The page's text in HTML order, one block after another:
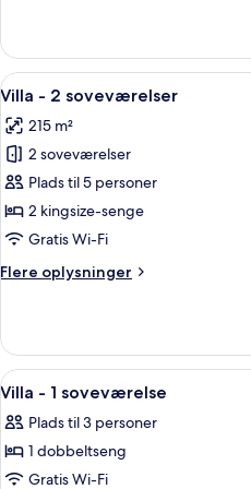
suite
1
seng
Indlæs
alle
billeder
af
Villa
-
2
8
Villa - 2 soveværelser
215 m²
2 soveværelser
Plads til 5 personer
2 kingsize-senge
Gratis Wi-Fi
Flere oplysninger
Flere
-
soveværelser
Indlæs
alle
billeder
af
Villa
7
Villa - 1 soveværelse
Plads til 3 personer
1 dobbeltseng
Gratis Wi-Fi